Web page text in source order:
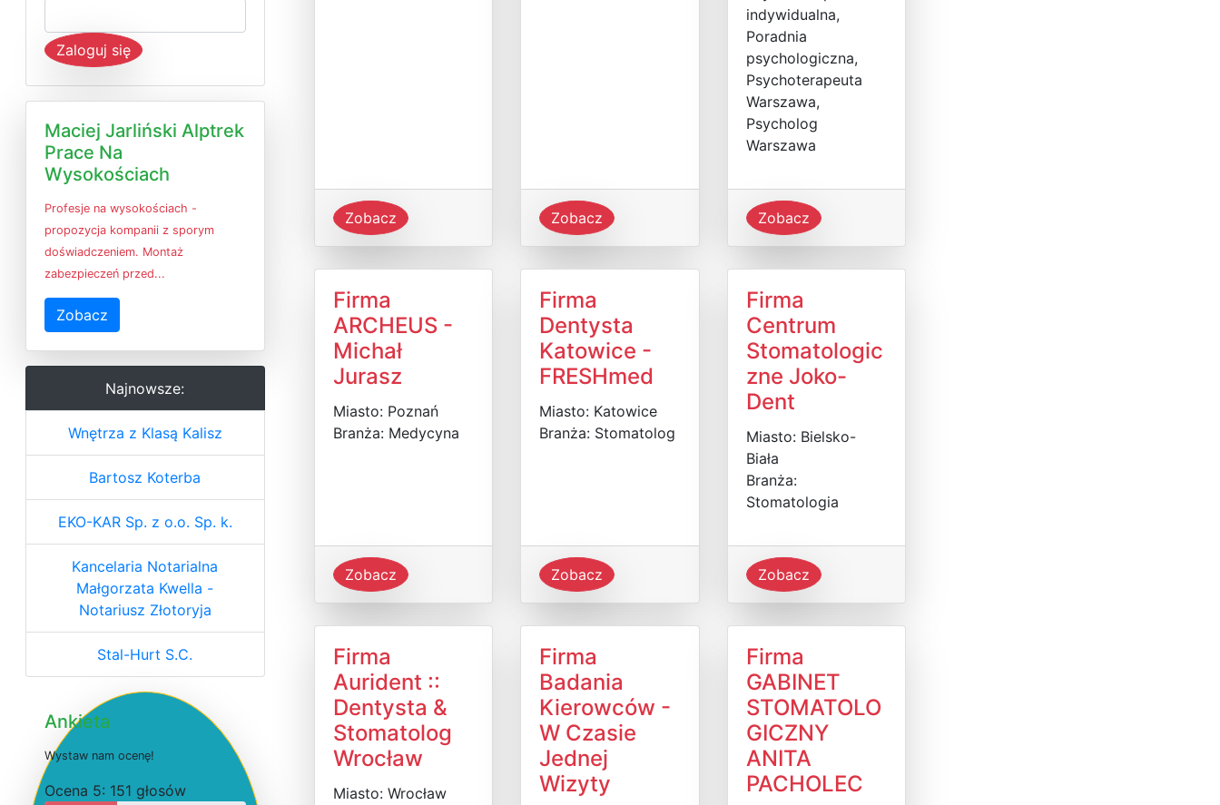
Zaloguj się
Maciej Jarliński Alptrek
Prace Na
Wysokościach
Profesje na wysokościach -
propozycja kompanii z sporym
doświadczeniem. Montaż
zabezpieczeń przed...
Zobacz
Najnowsze:
Wnętrza z Klasą Kalisz
Bartosz Koterba
EKO-KAR Sp. z o.o. Sp. k.
Kancelaria Notarialna
Małgorzata Kwella -
Notariusz Złotoryja
Stal-Hurt S.C.
Ankieta
Wystaw nam ocenę!
Ocena 5: 151 głosów
Zobacz Zobacz
indywidualna,
Poradnia
psychologiczna,
Psychoterapeuta
Warszawa,
Psycholog
Warszawa
Zobacz
Firma
ARCHEUS -
Michał
Jurasz
Miasto: Poznań
Branża: Medycyna
Zobacz
Firma
Dentysta
Katowice -
FRESHmed
Miasto: Katowice
Branża: Stomatolog
Zobacz
Firma
Centrum
Stomatologic
zne Joko-
Dent
Miasto: Bielsko-
Biała
Branża:
Stomatologia
Zobacz
Firma
Aurident ::
Dentysta &
Stomatolog
Wrocław
Miasto: Wrocław
Firma
Badania
Kierowców -
W Czasie
Jednej
Wizyty
Firma
GABINET
STOMATOLO
GICZNY
ANITA
PACHOLEC